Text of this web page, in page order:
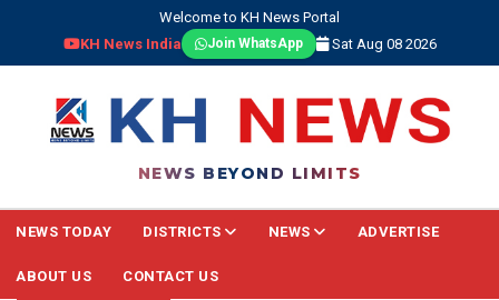
Welcome to KH News Portal
KH News India
Join WhatsApp Sat Aug 08 2026
NEWS BEYOND LIMITS
NEWS TODAY DISTRICTS NEWS ADVERTISE
ABOUT US CONTACT US